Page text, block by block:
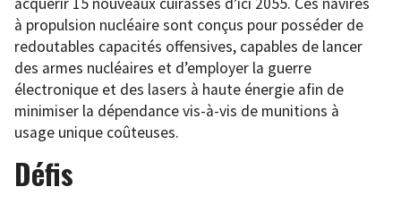
à propulsion nucléaire sont conçus pour posséder de
redoutables capacités offensives, capables de lancer
des armes nucléaires et d’employer la guerre
électronique et des lasers à haute énergie afin de
minimiser la dépendance vis-à-vis de munitions à
usage unique coûteuses.
Défis